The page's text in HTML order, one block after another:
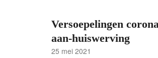
(bloed)donormotivatie en -
gesponsord door bloedbank
Versoepelingen
aan-huiswerving
25 mei 2021